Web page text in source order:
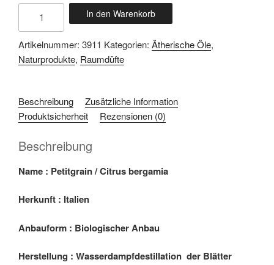
Petitgrain
Menge
In den Warenkorb
Artikelnummer: 3911 Kategorien: Ätherische Öle,
Naturprodukte, Raumdüfte
Beschreibung
Zusätzliche Information
Produktsicherheit
Rezensionen (0)
Beschreibung
Name : Petitgrain / Citrus bergamia
Herkunft : Italien
Anbauform : Biologischer Anbau
Herstellung : Wasserdampfdestillation der Blätter